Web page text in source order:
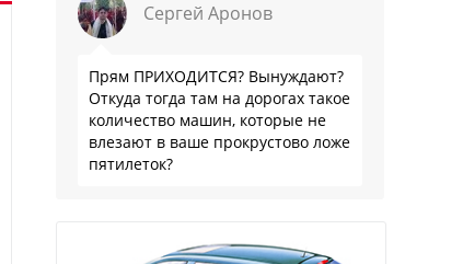
Сергей Аронов
Прям ПРИХОДИТСЯ? Вынуждают?
Откуда тогда там на дорогах такое
количество машин, которые не
влезают в ваше прокрустово ложе
пятилеток?